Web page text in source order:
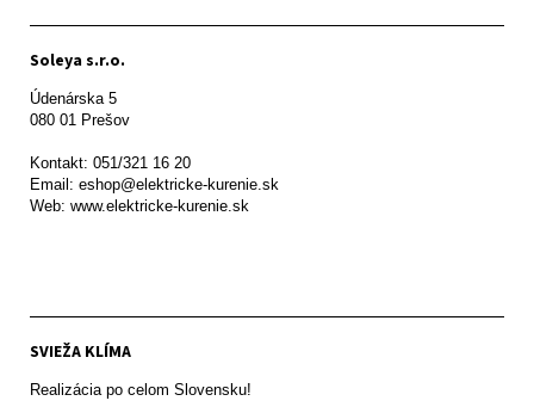
Soleya s.r.o.
Údenárska 5
080 01 Prešov
Kontakt: 051/321 16 20
Email: eshop@elektricke-kurenie.sk
Web: www.elektricke-kurenie.sk
SVIEŽA KLÍMA
Realizácia po celom Slovensku!